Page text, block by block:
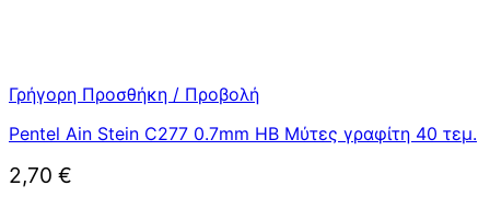
Γρήγορη Προσθήκη / Προβολή
Pentel Ain Stein C277 0.7mm HB Μύτες γραφίτη 40 τεμ.
2,70 €